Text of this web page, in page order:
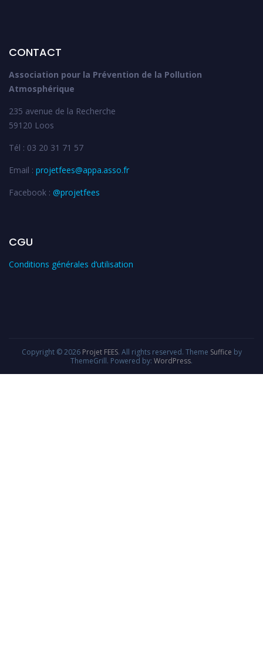
CONTACT
Association pour la Prévention de la Pollution
Atmosphérique
235 avenue de la Recherche
59120 Loos
Tél : 03 20 31 71 57
Email : projetfees@appa.asso.fr
Facebook : @projetfees
CGU
Conditions générales d’utilisation
Copyright © 2026 Projet FEES. All rights reserved. Theme Suffice by
ThemeGrill. Powered by: WordPress.